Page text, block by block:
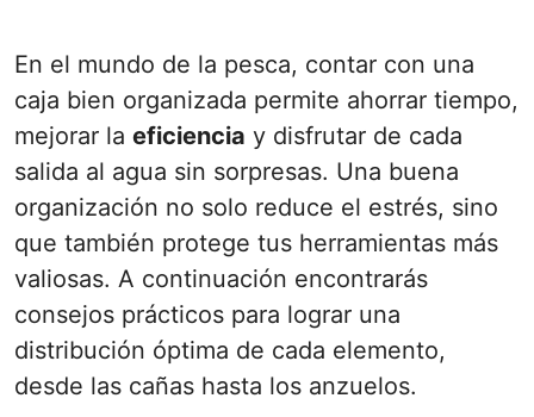
En el mundo de la pesca, contar con una
caja bien organizada permite ahorrar tiempo,
mejorar la eficiencia y disfrutar de cada
salida al agua sin sorpresas. Una buena
organización no solo reduce el estrés, sino
que también protege tus herramientas más
valiosas. A continuación encontrarás
consejos prácticos para lograr una
distribución óptima de cada elemento,
desde las cañas hasta los anzuelos.